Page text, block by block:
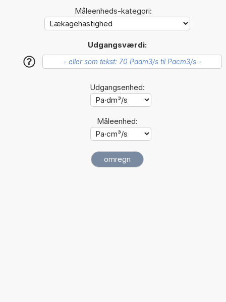
Måleenheds-kategori:
Udgangsværdi:
?
Udgangsenhed:
Måleenhed: